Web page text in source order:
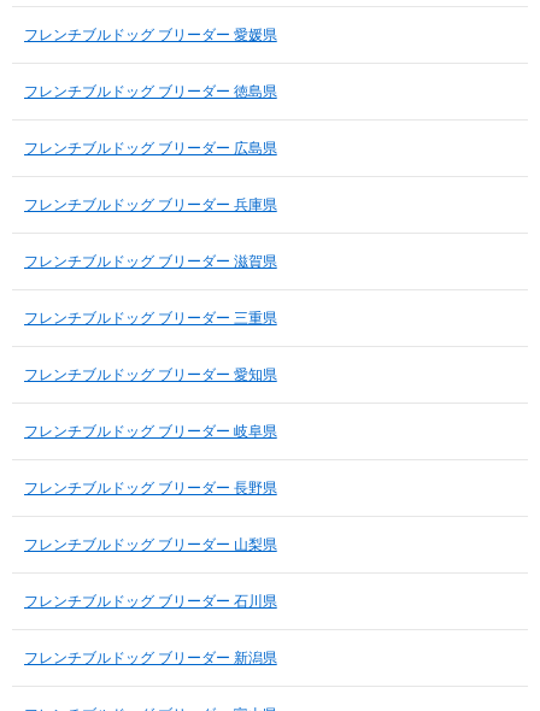
フレンチブルドッグ ブリーダー 愛媛県
フレンチブルドッグ ブリーダー 徳島県
フレンチブルドッグ ブリーダー 広島県
フレンチブルドッグ ブリーダー 兵庫県
フレンチブルドッグ ブリーダー 滋賀県
フレンチブルドッグ ブリーダー 三重県
フレンチブルドッグ ブリーダー 愛知県
フレンチブルドッグ ブリーダー 岐阜県
フレンチブルドッグ ブリーダー 長野県
フレンチブルドッグ ブリーダー 山梨県
フレンチブルドッグ ブリーダー 石川県
フレンチブルドッグ ブリーダー 新潟県